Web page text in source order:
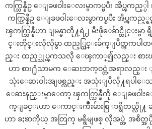
ရဲ့
ငွေစု
နည်းဗျူဟာ
ကက္သြန္နီဥ ေျခဖဝါးေလးမွာကပ္ၿပီး အိပ္ၾက
ကက္သြန္နီဥ ေျခဖဝါးေလးမွာကပ္ၿပီး အိပ္ၾက
ၾကက္သြန္နီဟာ ျမန္မာတို႔ရဲ႕ မီးဖိုေခ်ာင္တိုင္းမွ
င္းတိုင္းလိုလိုမွာ ထည့္သြင္းခ်က္ျပဳတ္ၾကပါ
ည္း ထည့္သုပ္ၾကသလို ေၾကာ္၍လည္း စားၾ
ဟာ စား႐ုံသာမက ေဆးဘက္ဝင္တဲ့အရာလည္း
သုံးေဆးဝါးအျဖစ္လည္း အသုံးျပဳလို႔ရပါေ
ေဆးနည္းမွာေတာ့ ၾကက္သြန္နီကို ေျခဖဝါးေအ
က္ျခင္းဟာ ေကာင္းက်ိဳးမ်ားစြ ာရွိတယ္လို႔
ဟာ ခႏၶာကိုယ္ အတြက္ မရွိမျဖစ္ လိုအပ္တဲ့ အစိတ္